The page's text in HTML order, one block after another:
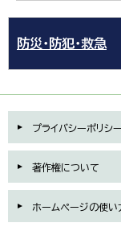
防災・防犯・救急
プライバシーポリシー
著作権について
ホームページの使い